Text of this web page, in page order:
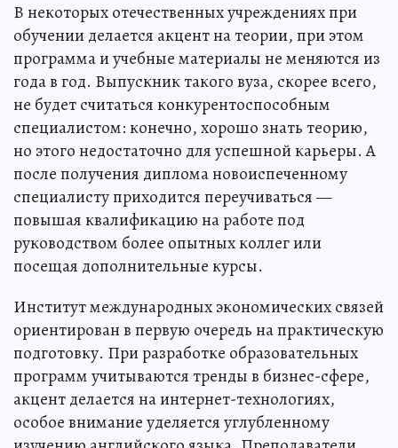
В некоторых отечественных учреждениях при
обучении делается акцент на теории, при этом
программа и учебные материалы не меняются из
года в год. Выпускник такого вуза, скорее всего,
не будет считаться конкурентоспособным
специалистом: конечно, хорошо знать теорию,
но этого недостаточно для успешной карьеры. А
после получения диплома новоиспеченному
специалисту приходится переучиваться —
повышая квалификацию на работе под
руководством более опытных коллег или
посещая дополнительные курсы.
Институт международных экономических связей
ориентирован в первую очередь на практическую
подготовку. При разработке образовательных
программ учитываются тренды в бизнес-сфере,
акцент делается на интернет-технологиях,
особое внимание уделяется углубленному